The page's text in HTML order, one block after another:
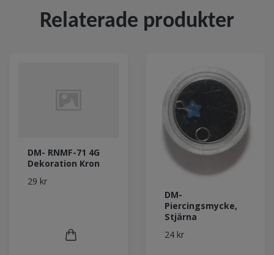
Relaterade produkter
DM- RNMF-71 4G
Dekoration Kron
29 kr
DM-
Piercingsmycke,
Stjärna
24 kr